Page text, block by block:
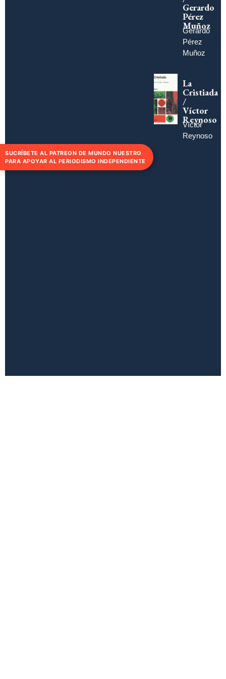
Gerardo
Pérez
Muñoz
Gerardo
Pérez
Muñoz
La
Cristiada
/
Víctor
Reynoso
Víctor
Reynoso
SUCRÍBETE AL PATREON DE MUNDO NUESTRO
PARA APOYAR AL PERIODISMO INDEPENDIENTE